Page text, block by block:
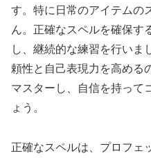
す。特に日常のアイテムの
ん。正確なスペルを確保す
し、継続的な練習を行いま
頼性と自己表現力を高める
マスターし、自信を持って
ょう。
正確なスペルは、プロフェ